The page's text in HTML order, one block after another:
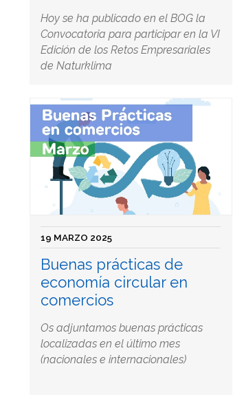
Hoy se ha publicado en el BOG la
Convocatoria para participar en la VI
Edición de los Retos Empresariales
de Naturklima
19 MARZO 2025
Buenas prácticas de
economía circular en
comercios
Os adjuntamos buenas prácticas
localizadas en el último mes
(nacionales e internacionales)